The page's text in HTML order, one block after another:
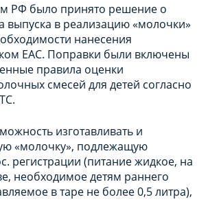
РФ было принято решение о
выпуска в реализацию «молочки»
нанесения
ЕАС. Поправки были включены
правила оценки
смесей для детей согласно
изготавливать и
«молочку», подлежащую
регистрации (питание жидкое, на
необходимое детям раннего
в таре не более 0,5 литра),